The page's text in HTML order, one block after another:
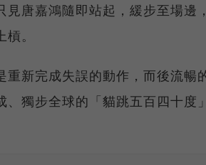
見唐嘉鴻隨即站起，緩步至場邊
。
重新完成失誤的動作，而後流
、獨步全球的「貓跳五百四十度